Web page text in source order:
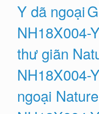
Y dã ngoại
NH18X004-
thư giãn
NH18X004-
ngoại